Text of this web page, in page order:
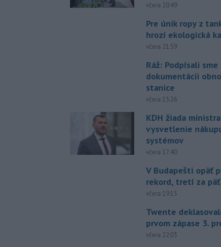
včera 20:49
Pre únik ropy z
hrozí ekologická
včera 21:59
Ráž: Podpísali
dokumentácii
stanice
včera 15:26
KDH žiada
vysvetlenie
systémov
včera 17:40
V Budapešti opäť
rekord, tretí za
včera 19:15
Twente
prvom zápase 3.
včera 22:03